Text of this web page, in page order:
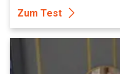
Zum Test